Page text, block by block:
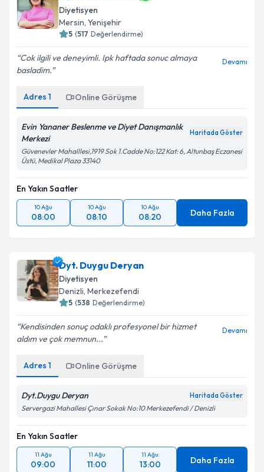
Mersin,Yenişehir
5 (517 Değerlendirme)
Cok ilgili ve deneyimli. Ipk haftada sonuc almaya
basladim.
Devamı
Merkezi
Güvenevler Mahalllesi,1919 Sok 1.Cadde No:122 Kat: 6, Altunbaş Eczanesi
Üstü, Medikal Plaza 33140
En Yakın Saatler
08:00 08:10 08:20 Daha Fazla
Diyetisyen
Denizli,Merkezefendi
5 (538 Değerlendirme)
Kendisinden sonuç odaklı profesyonel bir hizmet
aldım ve çok memnun...
Devamı
Servergazi Mahallesi Çınar Sokak No:10 Merkezefendi / Denizli
En Yakın Saatler
09:00 11:00 13:00 Daha Fazla